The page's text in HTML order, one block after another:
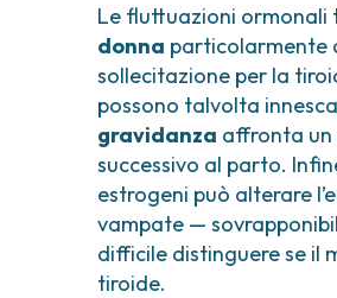
Le fluttuazioni ormonali
donna particolarmente
sollecitazione per la
possono talvolta
gravidanza affronta un
successivo al parto.
estrogeni può alterare
vampate —
difficile distinguere se il
tiroide.